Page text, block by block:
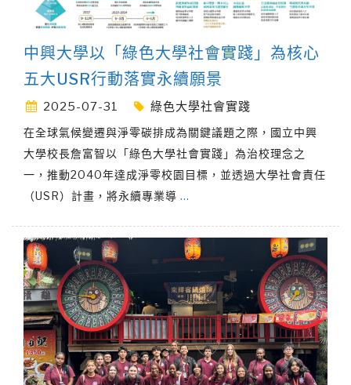
中興大學以「綠色大學社會實踐」為核心
五大USR行動落實永續願景
2025-07-31 綠色大學社會實踐
在全球氣候變遷與淨零碳排成為關鍵議題之際，國立中興
大學校長詹富智以「綠色大學社會實踐」為治校理念之
一，推動2040年達成淨零校園目標，並透過大學社會責任
（USR）計畫，將永續專業導 …